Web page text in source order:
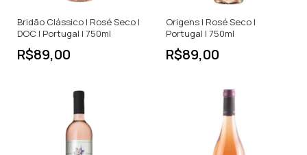
Bridão Clássico | Rosé Seco |
DOC | Portugal | 750ml
R$89,00
Origens | Rosé Seco |
Portugal | 750ml
R$89,00